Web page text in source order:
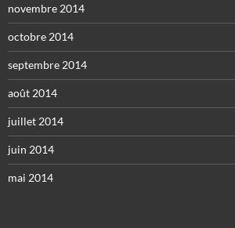
novembre 2014
octobre 2014
septembre 2014
août 2014
juillet 2014
juin 2014
mai 2014